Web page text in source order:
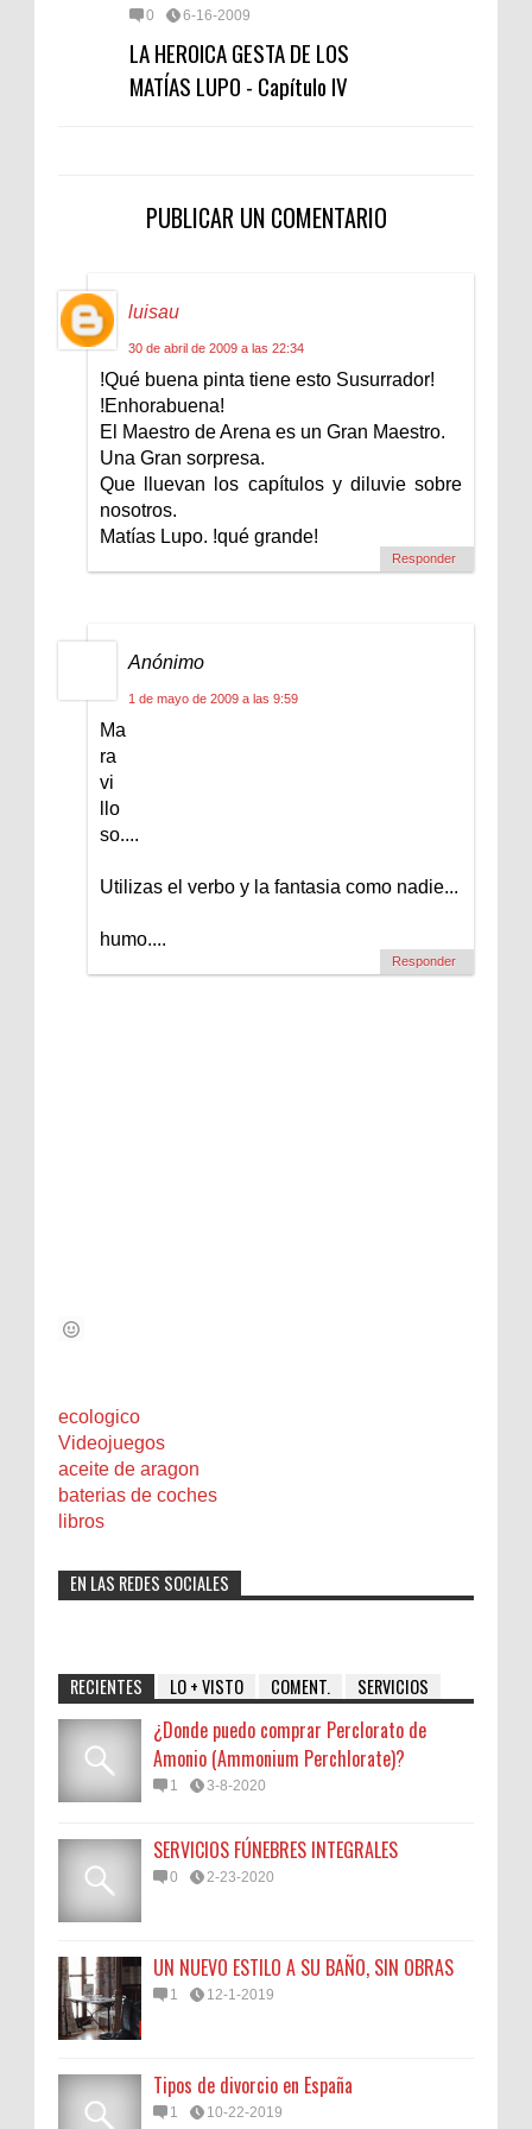
0 6-16-2009
LA HEROICA GESTA DE LOS
MATÍAS LUPO - Capítulo IV
PUBLICAR UN COMENTARIO
luisau
30 de abril de 2009 a las 22:34
!Qué buena pinta tiene esto Susurrador!
!Enhorabuena!
El Maestro de Arena es un Gran Maestro.
Una Gran sorpresa.
Que lluevan los capítulos y diluvie sobre
nosotros.
Matías Lupo. !qué grande!
Responder
Anónimo
1 de mayo de 2009 a las 9:59
Ma
ra
vi
llo
so....
Utilizas el verbo y la fantasia como nadie...
humo....
Responder
ecologico
Videojuegos
aceite de aragon
baterias de coches
libros
EN LAS REDES SOCIALES
RECIENTES LO + VISTO COMENT. SERVICIOS
¿Donde puedo comprar Perclorato de
Amonio (Ammonium Perchlorate)?
1 3-8-2020
SERVICIOS FÚNEBRES INTEGRALES
0 2-23-2020
UN NUEVO ESTILO A SU BAÑO, SIN OBRAS
1 12-1-2019
Tipos de divorcio en España
1 10-22-2019